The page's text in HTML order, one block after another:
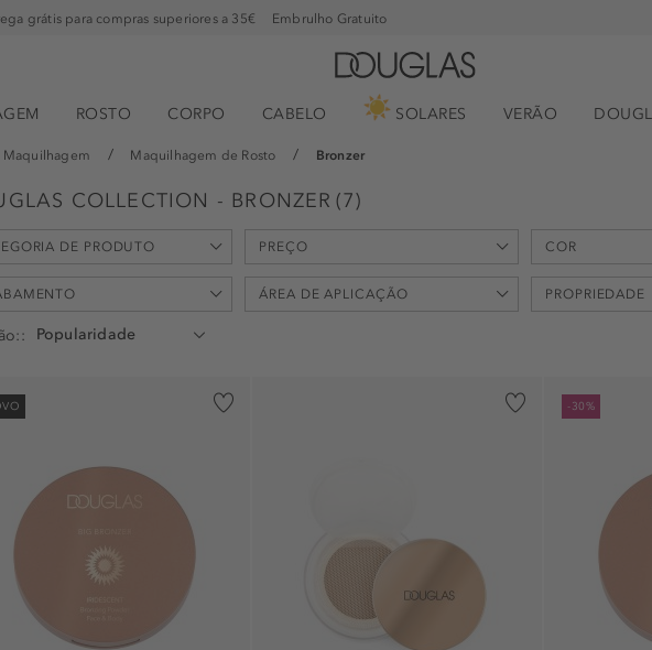
grátis para compras superiores a 35€ Embrulho Gratuito
ROSTO CORPO CABELO SOLARES VERÃO
Maquilhagem Maquilhagem de Rosto Bronzer
COLLECTION - BRONZER (7)
DE PRODUTO
Bronzeador (6)
PREÇO
min
-
€
max
COR
(2)
natural (3)
ÁREA DE APLICAÇÃO PROPRIEDADE
anti-
definir (5)
destaque (1)
hidratante (1)
longa
-30%